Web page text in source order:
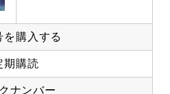
を購入する
期購読
ナンバー